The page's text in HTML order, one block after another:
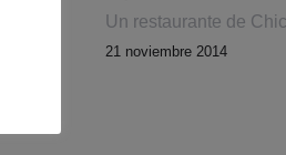
Un restaurante de
21 noviembre 2014